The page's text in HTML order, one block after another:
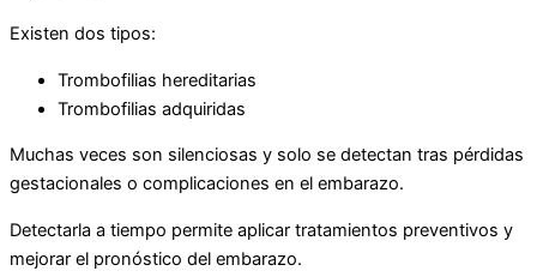
Existen dos tipos:
Trombofilias hereditarias
Trombofilias adquiridas
Muchas veces son silenciosas y solo se detectan tras pérdidas
gestacionales o complicaciones en el embarazo.
Detectarla a tiempo permite aplicar tratamientos preventivos y
mejorar el pronóstico del embarazo.